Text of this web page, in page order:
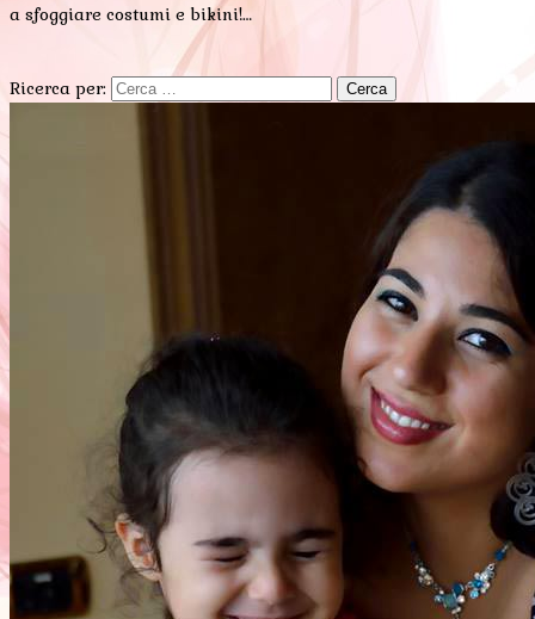
a sfoggiare costumi e bikini!…
Ricerca per: